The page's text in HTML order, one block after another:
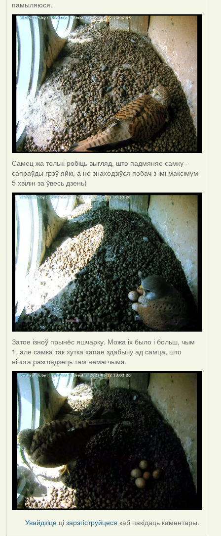
памыляюся.
Самец жа толькі робіць выгляд, што падмяняе самку -
сапраўды грэў яйкі, а не знаходзіўся побач з імі максімум
5 хвілін за ўвесь дзень)
Затое ізноў прынёс яшчарку. Можа іх было і больш, чым
1, але самка так хутка хапае здабычу ад самца, што
нічога разглядзець там немагчыма.
Увайдзіце цізарэгіструйцеся каб пакідаць каментары.